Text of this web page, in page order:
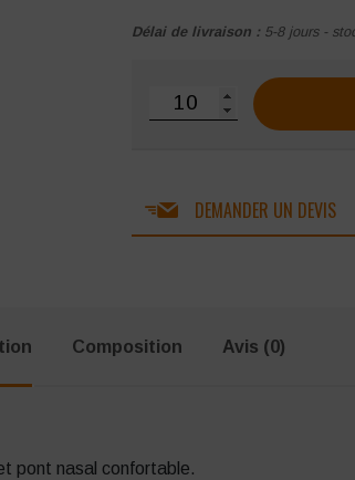
Délai de livraison : 5-8 jours -
quantité de Lunettes-
DEMANDER UN DEVIS
Composition Avis (0)
pont nasal confortable.